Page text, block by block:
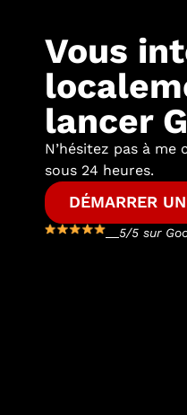
Vous
lancer
N’hésitez pas à
sous 24 heures.
DÉMARRER
5/5 sur